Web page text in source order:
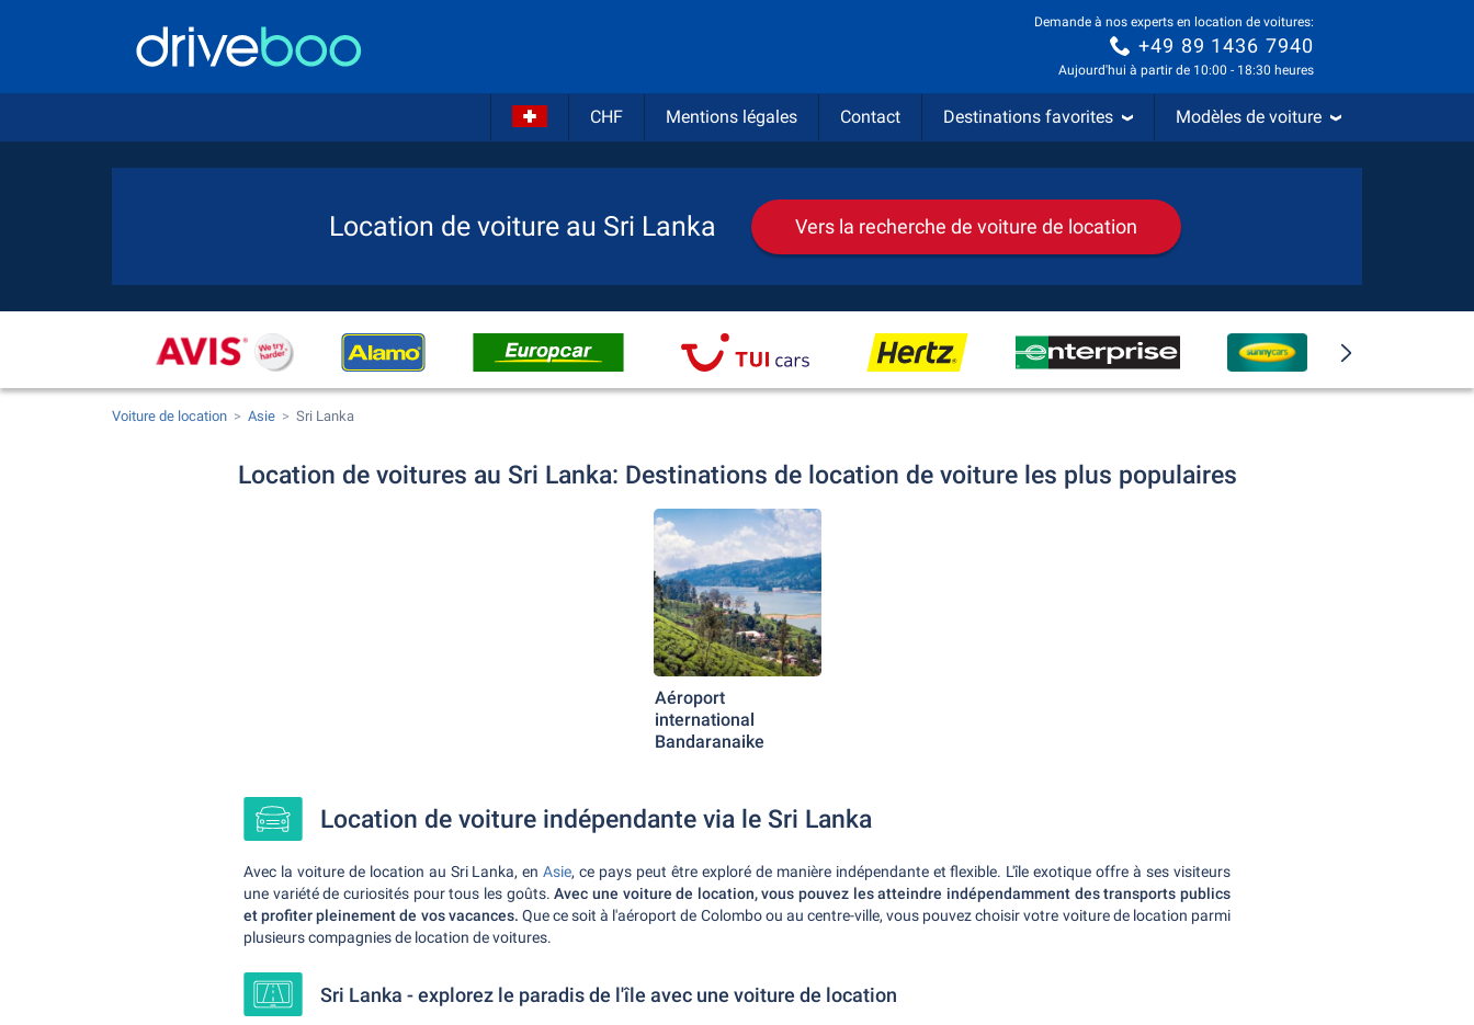
Demande à nos experts en location de voitures:
+49 89 1436 7940
Aujourd'hui à partir de 10:00 - 18:30 heures
CHF Mentions légales Contact Destinations favorites Modèles de voiture
Location de voiture au Sri Lanka Vers la recherche de voiture de location
Voiture de location Asie Sri Lanka
Location de voitures au Sri Lanka: Destinations de location de voiture les plus populaires
Aéroport
international
Bandaranaike
Location de voiture indépendante via le Sri Lanka
Avec la voiture de location au Sri Lanka, enAsie, ce pays peut être exploré de manière indépendante et flexible. L'île exotique offre à ses visiteurs
une variété de curiosités pour tous les goûts.Avec une voiture de location, vous pouvez les atteindre indépendamment des transports publics
et profiter pleinement de vos vacances. Que ce soit à l'aéroport de Colombo ou au centre-ville, vous pouvez choisir votre voiture de location parmi
plusieurs compagnies de location de voitures.
Sri Lanka - explorez le paradis de l'île avec une voiture de location